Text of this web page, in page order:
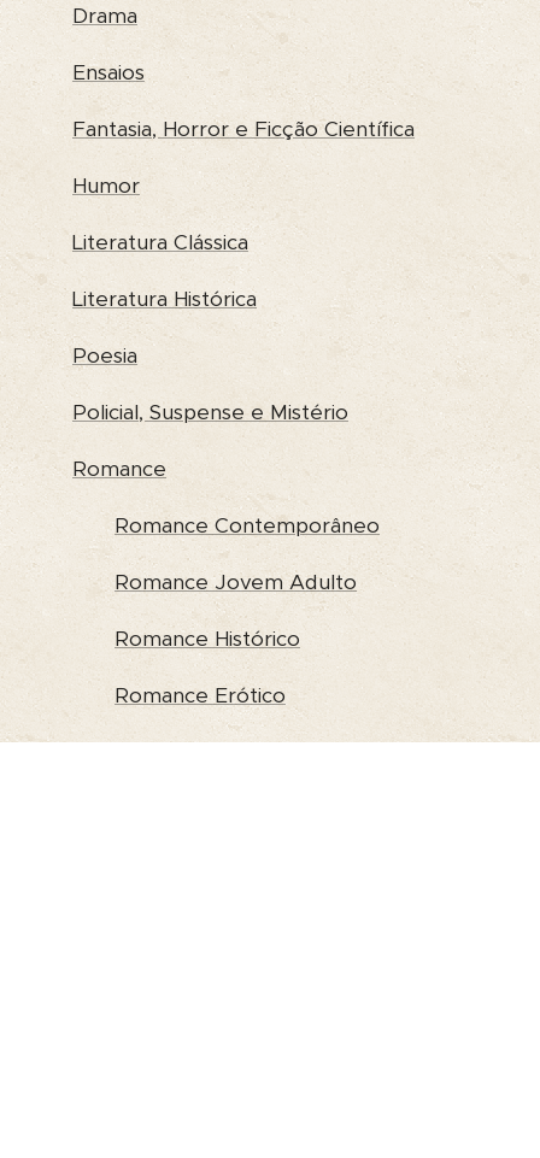
Drama
Ensaios
Fantasia, Horror e Ficção Científica
Humor
Literatura Clássica
Literatura Histórica
Poesia
Policial, Suspense e Mistério
Romance
Romance Contemporâneo
Romance Jovem Adulto
Romance Histórico
Romance Erótico